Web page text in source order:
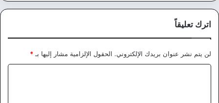
اترك تعليقاً
لن يتم نشر عنوان بريدك الإلكتروني. الحقول الإلزامية مشار إليها بـ *